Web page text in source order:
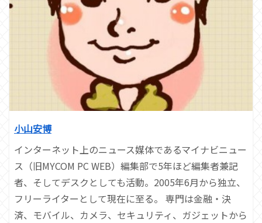
小山安博
インターネット上のニュース媒体であるマイナビニュー
ス（旧MYCOM PC WEB）編集部で5年ほど編集者兼記
者、そしてデスクとしても活動。2005年6月から独立、
フリーライターとして現在に至る。 専門は金融・決
済、モバイル、カメラ、セキュリティ、ガジェットから